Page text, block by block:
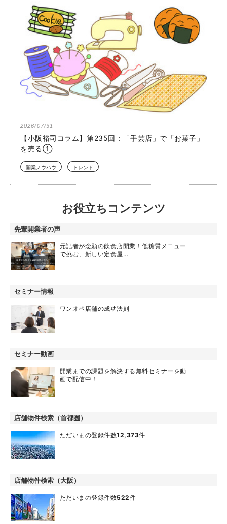
2026/07/31
【小阪裕司コラム】第235回：「手芸店」で「お菓子」
を売る①
開業ノウハウ トレンド
お役立ちコンテンツ
先輩開業者の声
元記者が念願の飲食店開業！低糖質メニュー
で挑む、新しい定食屋…
セミナー情報
ワンオペ店舗の成功法則
セミナー動画
開業までの課題を解決する無料セミナーを動
画で配信中！
店舗物件検索（首都圏）
ただいまの登録件数12,373件
店舗物件検索（大阪）
ただいまの登録件数522件